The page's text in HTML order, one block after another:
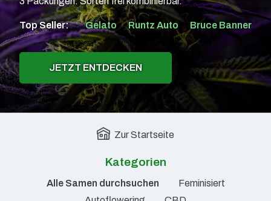
Top Seller: Gelato Runtz Auto Bruce Banner
JETZT ENTDECKEN
Zur Startseite
Kategorien
Alle Samen durchsuchen
Feminisiert